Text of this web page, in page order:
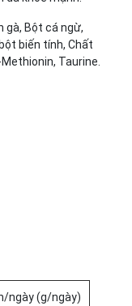
gà, Bột cá ngừ,
biến tính, Chất
Taurine.
ngày (g/ngày)